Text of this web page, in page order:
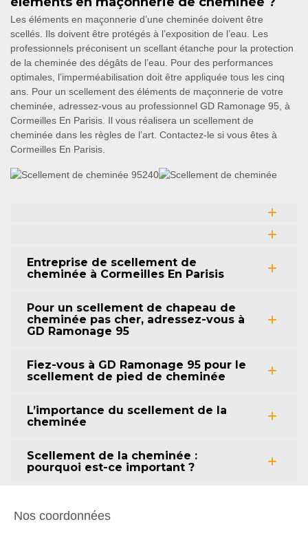
Les éléments en maçonnerie d’une cheminée doivent être
scellés. Ils doivent être protégés à l’exposition de l’eau. Les
professionnels préconisent un scellant étanche pour la protection
de la cheminée des dégâts de l’eau. Pour des performances
optimales, l’imperméabilisation doit être appliquée tous les cinq
ans. Pour un scellement des éléments de maçonnerie de votre
cheminée, adressez-vous au professionnel GD Ramonage 95, à
Cormeilles En Parisis. Il vous réalisera un scellement de
cheminée dans les règles de l’art. Contactez-le si vous êtes à
Cormeilles En Parisis.
Entreprise de scellement de
cheminée à Cormeilles En Parisis
Pour un scellement de chapeau de
cheminée pas cher, adressez-vous à
GD Ramonage 95
Fiez-vous à GD Ramonage 95 pour le
scellement de pied de cheminée
L’importance du scellement de la
cheminée
Scellement de la cheminée :
pourquoi est-ce important ?
Nos coordonnées